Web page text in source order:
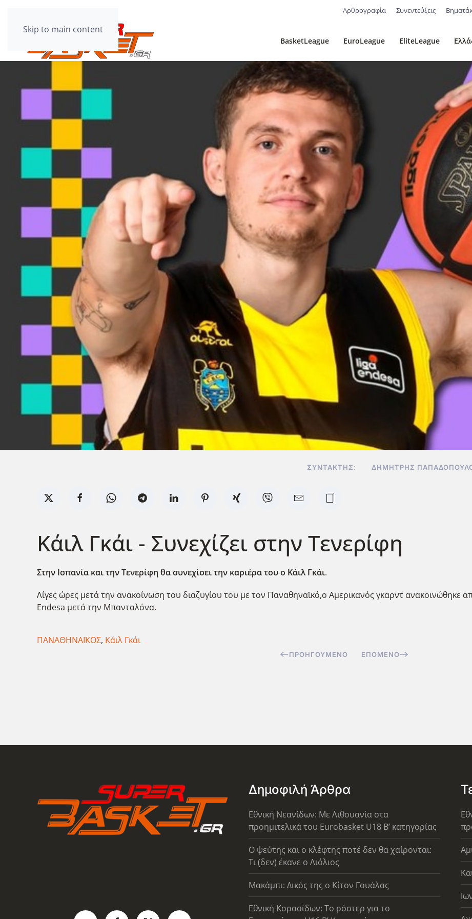
Skip to main content
Αρθρογραφία Συνεντεύξεις
BasketLeague EuroLeague EliteLeague
ΣΥΝΤΆΚΤΗΣ: ΔΗΜΉΤΡΗΣ
Κάιλ Γκάι - Συνεχίζει στην Τενερίφη
Στην Ισπανία και την Τενερίφη θα συνεχίσει την καριέρα του ο Κάιλ Γκάι.
Λίγες ώρες μετά την ανακοίνωση του διαζυγίου του με τον Παναθηναϊκό,ο Αμερικανός γκαρντ ανακοινώθηκε
Endesa μετά την Μπανταλόνα.
ΠΑΝΑΘΗΝΑΪΚΟΣ, Κάιλ Γκάι
ΠΡΟΗΓΟΎΜΕΝΟ ΕΠΌΜΕΝΟ
Δημοφιλή Άρθρα
Εθνική Νεανίδων: Με Λιθουανία στα
προημιτελικά του Eurobasket U18 Β’ κατηγορίας
Ο ψεύτης και ο κλέφτης ποτέ δεν θα χαίρονται:
Τι (δεν) έκανε ο Λιόλιος
Μακάμπι: Δικός της ο Κίτον Γουάλας
Εθνική Κορασίδων: Το ρόστερ για το